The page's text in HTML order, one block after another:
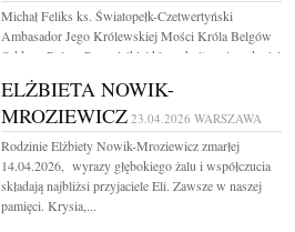
Michał Feliks ks. Światopełk-Czetwertyński
Ambasador Jego Królewskiej Mości Króla Belgów
Oddany Polsce Pan wielkiej klasy, kultury i mądrości
ELŻBIETA NOWIK-
MROZIEWICZ 23.04.2026 WARSZAWA
Rodzinie Elżbiety Nowik-Mroziewicz zmarłej
14.04.2026, wyrazy głębokiego żalu i współczucia
składają najbliżsi przyjaciele Eli. Zawsze w naszej
pamięci. Krysia,...